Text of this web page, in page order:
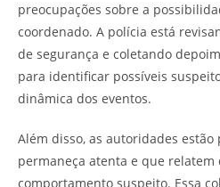
preocupações sobre a
coordenado. A polícia está
de segurança e coletando
para identificar possíveis
dinâmica dos eventos.
Além disso, as autoridades
permaneça atenta e que
comportamento suspeito. Essa